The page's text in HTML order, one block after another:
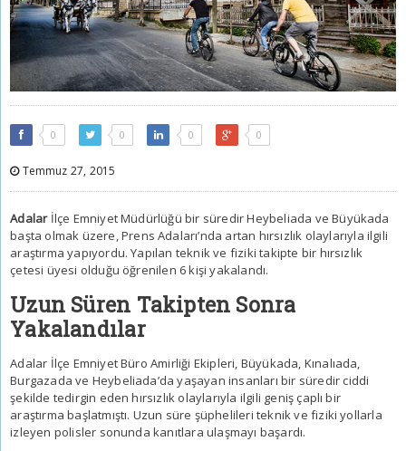
0 0 0 0
Temmuz 27, 2015
Adalarİlçe Emniyet Müdürlüğü bir süredir Heybeliada ve Büyükada
başta olmak üzere,Prens Adaları’nda artan hırsızlık olaylarıyla ilgili
araştırma yapıyordu. Yapılan teknik ve fiziki takipte bir hırsızlık
çetesi üyesi olduğu öğrenilen 6 kişi yakalandı.
Uzun Süren Takipten Sonra
Yakalandılar
Adalar İlçe Emniyet Büro Amirliği Ekipleri, Büyükada, Kınalıada,
Burgazada ve Heybeliada’da yaşayan insanları bir süredir ciddi
şekilde tedirgin eden hırsızlık olaylarıyla ilgili geniş çaplı bir
araştırma başlatmıştı. Uzun süre şüphelileri teknik ve fiziki yollarla
izleyen polisler sonunda kanıtlara ulaşmayı başardı.